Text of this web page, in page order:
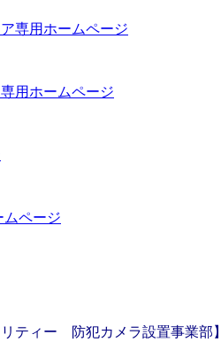
専用ホームページ
用ホームページ
ページ
ティー 防犯カメラ設置事業部】